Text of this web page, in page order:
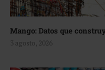
Mango: Datos que
3 agosto, 2026